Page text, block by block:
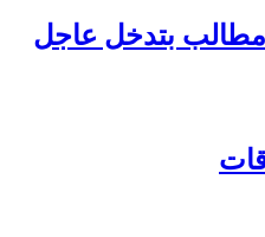
مطالب بتدخل عاجل